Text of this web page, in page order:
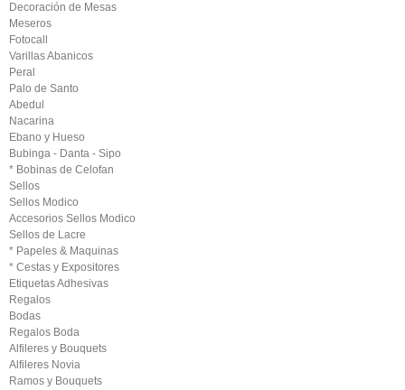
Decoración de Mesas
Meseros
Fotocall
Varillas Abanicos
Peral
Palo de Santo
Abedul
Nacarina
Ebano y Hueso
Bubinga - Danta - Sipo
* Bobinas de Celofan
Sellos
Sellos Modico
Accesorios Sellos Modico
Sellos de Lacre
* Papeles & Maquinas
* Cestas y Expositores
Etiquetas Adhesivas
Regalos
Bodas
Regalos Boda
Alfileres y Bouquets
Alfileres Novia
Ramos y Bouquets